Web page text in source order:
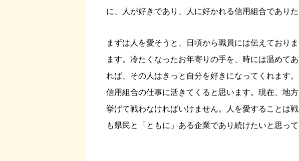
に、人が好きであり、人に好かれる信用組合でありた
まずは人を愛そうと、日頃から職員には伝えており
ます。冷たくなったお年寄りの手を、時には温めて
れば、その人はきっと自分を好きになってくれます
信用組合の仕事に活きてくると思います。現在、地
挙げて戦わなければいけません。人を愛することは
も県民と「ともに」ある企業であり続けたいと思って